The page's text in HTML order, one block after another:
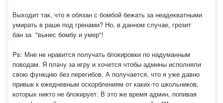
Выходит так, что я обязан с бомбой бежать за неадекватными
умирать в раше под гренами? Но, в данном случае, грозит
бан за "вынес бомбу и умер"!
Ps: Мне не нравится получать блокировки по надуманным
поводам. Я плачу за игру и хочется чтобы админы исполняли
свою функцию без перегибов. А получается, что я уже давно
привык к ежедневным оскорблениям от каких-то школьников,
которых никто не блокирует. В это же время админ, попивая